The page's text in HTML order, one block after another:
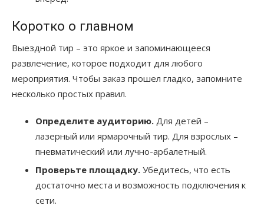
Коротко о главном
Выездной тир – это яркое и запоминающееся
развлечение, которое подходит для любого
мероприятия. Чтобы заказ прошел гладко, запомните
несколько простых правил.
Определите аудиторию. Для детей –
лазерный или ярмарочный тир. Для взрослых –
пневматический или лучно-арбалетный.
Проверьте площадку. Убедитесь, что есть
достаточно места и возможность подключения к
сети.